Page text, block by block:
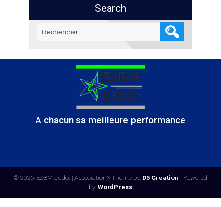
Search
A chacun sa meilleure performance
© 2026: ESBM Judo, | AssociationX Theme by: D5 Creation | Powered
by: WordPress